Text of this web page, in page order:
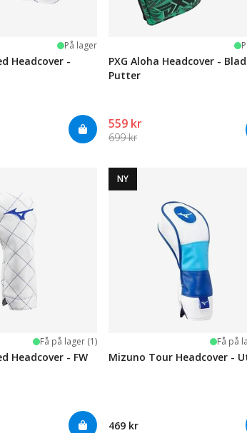
På lager
Headcover -
PXG Aloha Headcover -
Putter
559 kr
699 kr
Få på lager (1)
Headcover - FW
NY
Få på
Mizuno Tour Headcover -
469 kr